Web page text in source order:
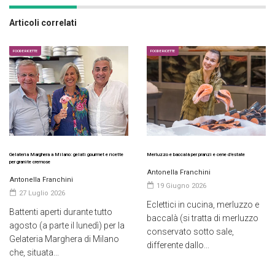
Articoli correlati
FOOD E RICETTE
Gelateria Marghera a Milano: gelati gourmet e ricette
per granite cremose
Antonella Franchini
27 Luglio 2026
Battenti aperti durante tutto
agosto (a parte il lunedì) per la
Gelateria Marghera di Milano
che, situata...
FOOD E RICETTE
Merluzzo e baccalà per pranzi e cene d’estate
Antonella Franchini
19 Giugno 2026
Eclettici in cucina, merluzzo e
baccalà (si tratta di merluzzo
conservato sotto sale,
differente dallo...